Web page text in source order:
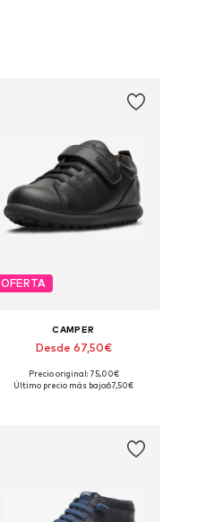
OFERTA
CAMPER
Desde 67,50€
Disponible en muchas tallas
Precio original: 75,00€
Último precio más bajo:67,50€